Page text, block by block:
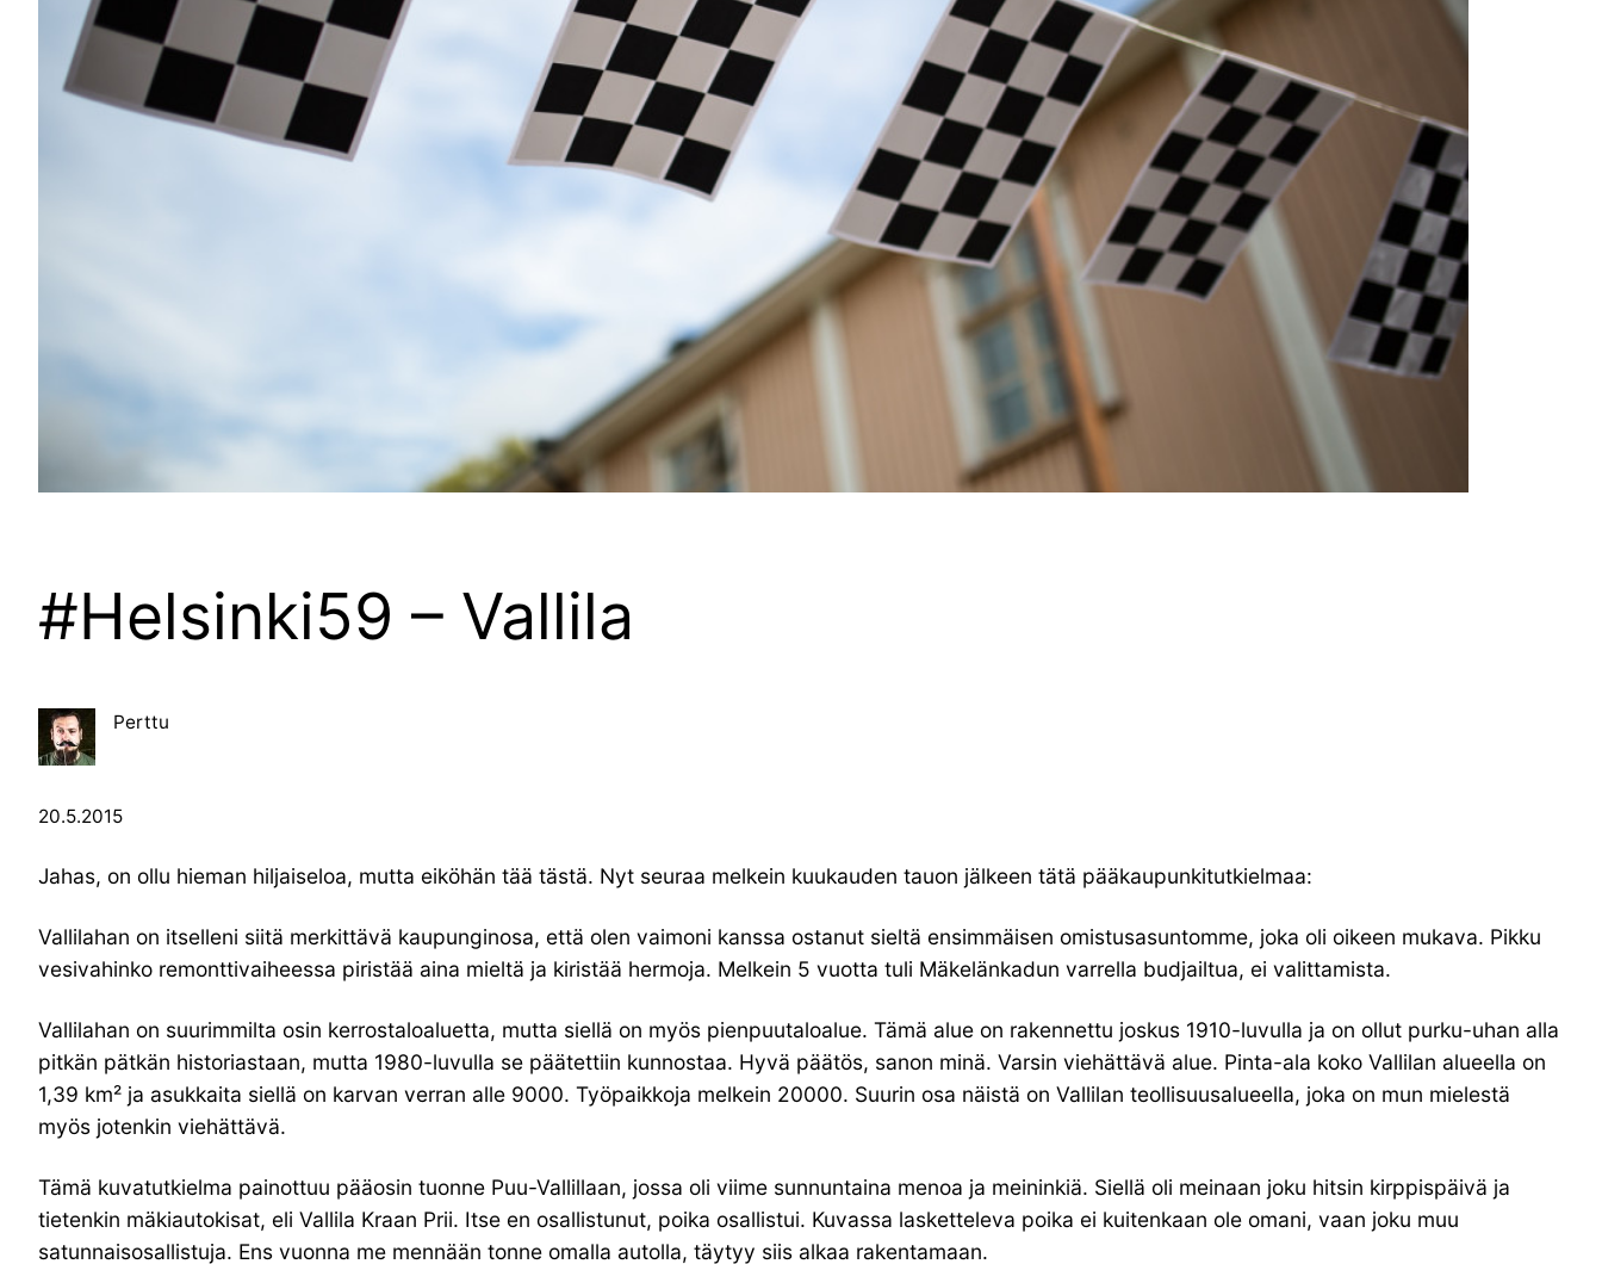
#Helsinki59 – Vallila
Perttu
20.5.2015
Jahas, on ollu hieman hiljaiseloa, mutta eiköhän tää tästä. Nyt seuraa melkein kuukauden tauon jälkeen tätä pääkaupunkitutkielmaa:
Vallilahan on itselleni siitä merkittävä kaupunginosa, että olen vaimoni kanssa ostanut sieltä ensimmäisen omistusasuntomme, joka oli oikeen mukava. Pikku
vesivahinko remonttivaiheessa piristää aina mieltä ja kiristää hermoja. Melkein 5 vuotta tuli Mäkelänkadun varrella budjailtua, ei valittamista.
Vallilahan on suurimmilta osin kerrostaloaluetta, mutta siellä on myös pienpuutaloalue. Tämä alue on rakennettu joskus 1910-luvulla ja on ollut purku-uhan alla
pitkän pätkän historiastaan, mutta 1980-luvulla se päätettiin kunnostaa. Hyvä päätös, sanon minä. Varsin viehättävä alue. Pinta-ala koko Vallilan alueella on
1,39 km² ja asukkaita siellä on karvan verran alle 9000. Työpaikkoja melkein 20000. Suurin osa näistä on Vallilan teollisuusalueella, joka on mun mielestä
myös jotenkin viehättävä.
Tämä kuvatutkielma painottuu pääosin tuonne Puu-Vallillaan, jossa oli viime sunnuntaina menoa ja meininkiä. Siellä oli meinaan joku hitsin kirppispäivä ja
tietenkin mäkiautokisat, eli Vallila Kraan Prii. Itse en osallistunut, poika osallistui. Kuvassa lasketteleva poika ei kuitenkaan ole omani, vaan joku muu
satunnaisosallistuja. Ens vuonna me mennään tonne omalla autolla, täytyy siis alkaa rakentamaan.